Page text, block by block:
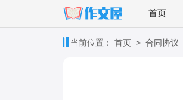
首页
当前位置： 首页 > 合同协议